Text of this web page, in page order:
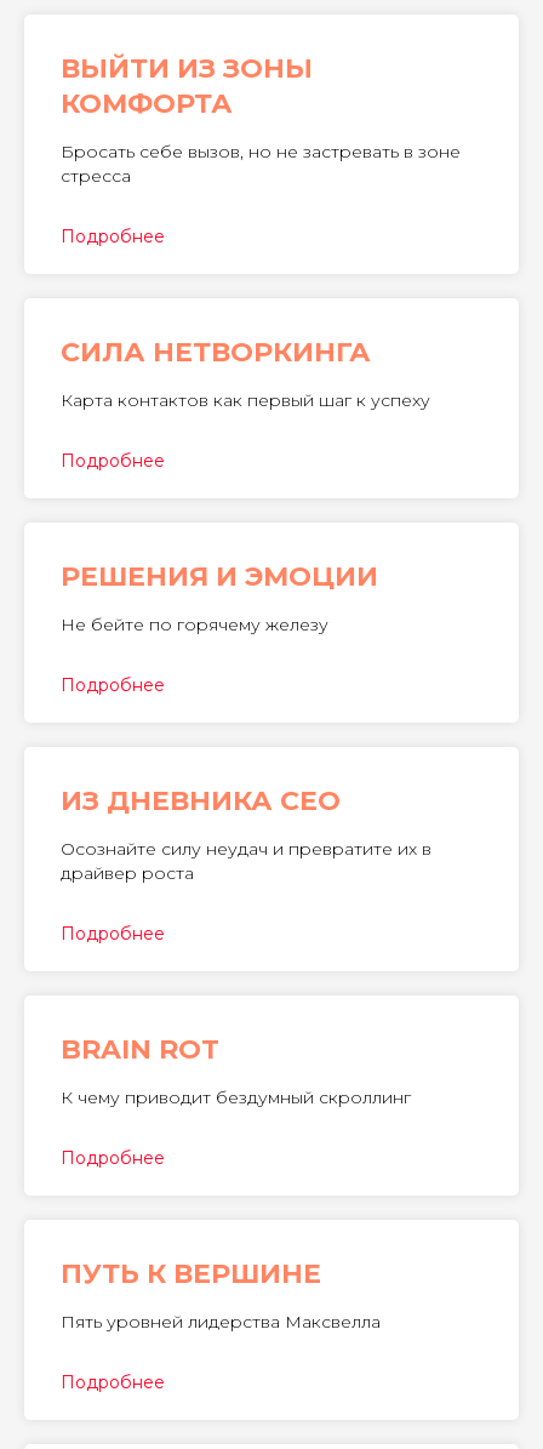
ВЫЙТИ ИЗ ЗОНЫ
КОМФОРТА
Бросать себе вызов, но не застревать в зоне
стресса
Подробнее
СИЛА НЕТВОРКИНГА
Карта контактов как первый шаг к успеху
Подробнее
РЕШЕНИЯ И ЭМОЦИИ
Не бейте по горячему железу
Подробнее
ИЗ ДНЕВНИКА CEO
Осознайте силу неудач и превратите их в
драйвер роста
Подробнее
BRAIN ROT
К чему приводит бездумный скроллинг
Подробнее
ПУТЬ К ВЕРШИНЕ
Пять уровней лидерства Максвелла
Подробнее